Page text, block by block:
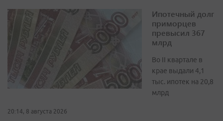
Ипотечный долг
приморцев
превысил 367
млрд
Во II квартале в
крае выдали 4,1
тыс. ипотек на 20,8
млрд
20:14, 8 августа 2026